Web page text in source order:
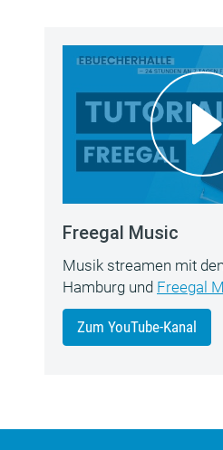
Freegal Music
Musik streamen mit
Hamburg und Freegal
Zum YouTube-Kanal